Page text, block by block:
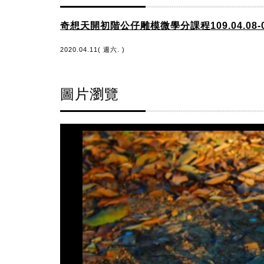
奇想天開初階公仔雕模微學分課程
2020.04.11( 週六. )
圖片瀏覽